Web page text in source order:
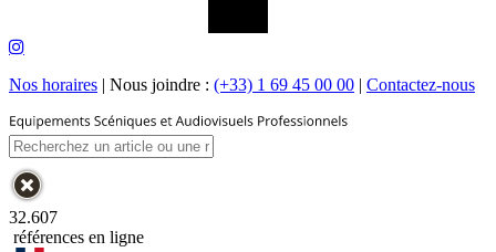
Nos horaires | Nous joindre : (+33) 1 69 45 00 00 | Contactez-nous
32.607
références en ligne